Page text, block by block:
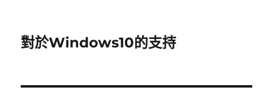
對於Windows10的支持